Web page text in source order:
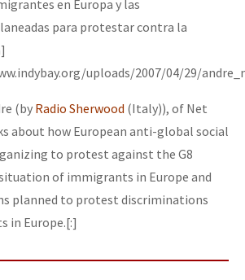
en Europa y las
para protestar contra la
uploads/2007/04/29/
(by Radio Sherwood (Italy)), of Net
about how European anti-global social
to protest against the G8
of immigrants in Europe and
planned to protest discriminations
in Europe.[:]